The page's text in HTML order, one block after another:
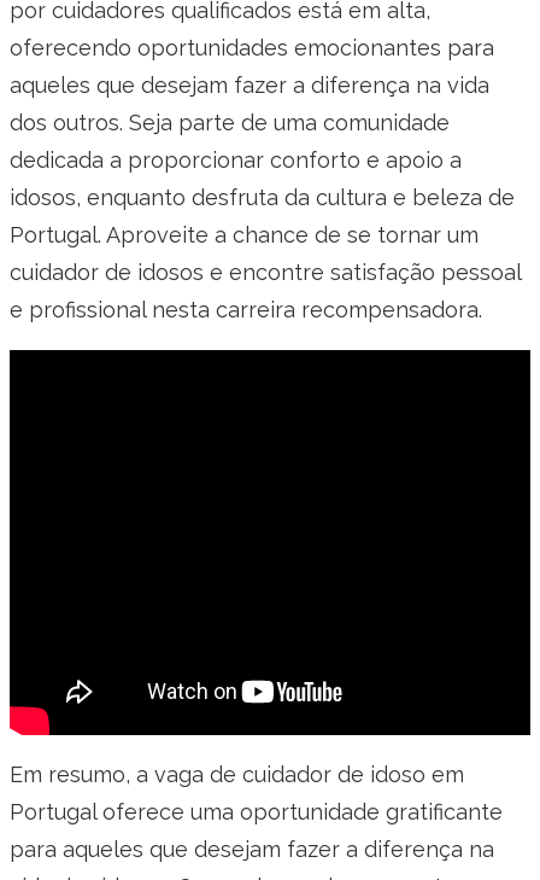
por cuidadores qualificados está em alta,
oferecendo oportunidades emocionantes para
aqueles que desejam fazer a diferença na vida
dos outros. Seja parte de uma comunidade
dedicada a proporcionar conforto e apoio a
idosos, enquanto desfruta da cultura e beleza de
Portugal. Aproveite a chance de se tornar um
cuidador de idosos e encontre satisfação pessoal
e profissional nesta carreira recompensadora.
Em resumo, a vaga de cuidador de idoso em
Portugal oferece uma oportunidade gratificante
para aqueles que desejam fazer a diferença na